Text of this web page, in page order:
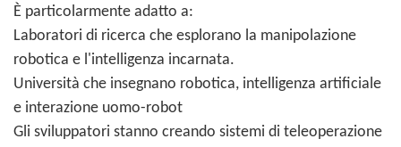
È particolarmente adatto a:
Laboratori di ricerca che esplorano la manipolazione
robotica e l'intelligenza incarnata.
Università che insegnano robotica, intelligenza artificiale
e interazione uomo-robot
Gli sviluppatori stanno creando sistemi di teleoperazione